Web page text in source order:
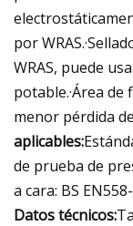
por
WRAS, puede
potable.·Área
menor pérdida
aplicables:
de prueba de
a cara: BS
Datos técnicos: